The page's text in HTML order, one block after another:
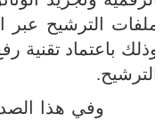
ملفات الترشيح عبر
وذلك باعتماد تقنية
الترشيح.
وفي هذا الصدد،